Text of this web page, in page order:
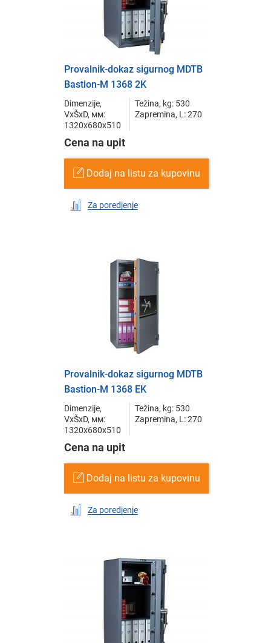
Provalnik-dokaz sigurnog MDTB
Bastion-M 1368 2K
Dimenzije,
VxŠxD, мм:
1320x680x510
Težina, kg: 530
Zapremina, L: 270
Cena na upit
Dodaj na listu za kupovinu
Za poredjenje
Provalnik-dokaz sigurnog MDTB
Bastion-M 1368 EK
Dimenzije,
VxŠxD, мм:
1320x680x510
Težina, kg: 530
Zapremina, L: 270
Cena na upit
Dodaj na listu za kupovinu
Za poredjenje